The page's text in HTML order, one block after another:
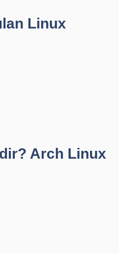
Linux
Arch Linux